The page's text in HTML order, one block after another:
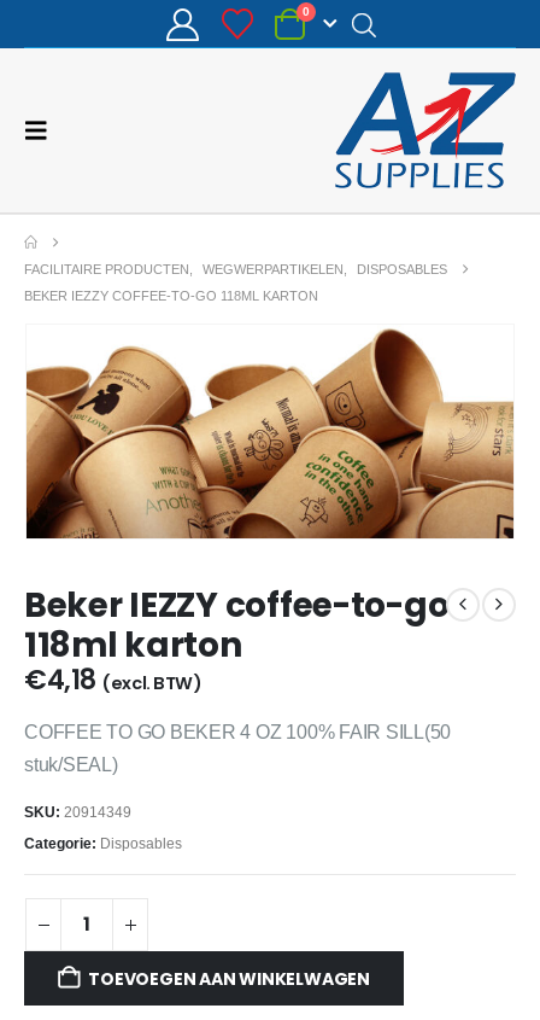
0
FACILITAIRE PRODUCTEN WEGWERPARTIKELEN
DISPOSABLES
BEKER IEZZY COFFEE-TO-GO 118ML KARTON
Beker IEZZY coffee-to-go
118ml karton
€4,18 (excl. BTW)
COFFEE TO GO BEKER 4 OZ 100% FAIR SILL(50
stuk/SEAL)
SKU: 20914349
Categorie: Disposables
TOEVOEGEN AAN WINKELWAGEN